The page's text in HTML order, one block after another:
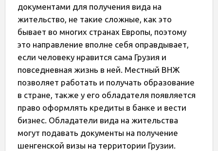
документами для получения вида на
жительство, не такие сложные, как это
бывает во многих странах Европы, поэтому
это направление вполне себя оправдывает,
если человеку нравится сама Грузия и
повседневная жизнь в ней. Местный ВНЖ
позволяет работать и получать образование
в стране, также у его обладателя появляется
право оформлять кредиты в банке и вести
бизнес. Обладатели вида на жительства
могут подавать документы на получение
шенгенской визы на территории Грузии.